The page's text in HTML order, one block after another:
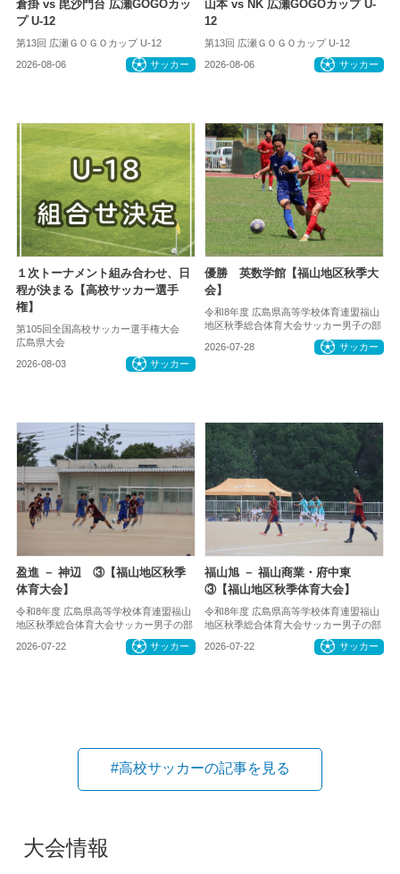
倉掛 vs 毘沙門台 広瀬GOGOカッ
プ U-12
第13回 広瀬ＧＯＧＯカップ U-12
2026-08-06 サッカー
山本 vs NK 広瀬GOGOカップ U-
12
第13回 広瀬ＧＯＧＯカップ U-12
2026-08-06 サッカー
１次トーナメント組み合わせ、日
程が決まる【高校サッカー選手
権】
第105回全国高校サッカー選手権大会
広島県大会
2026-08-03 サッカー
優勝 英数学館【福山地区秋季大
会】
令和8年度 広島県高等学校体育連盟福山
地区秋季総合体育大会サッカー男子の部
2026-07-28 サッカー
盈進 － 神辺 ③【福山地区秋季
体育大会】
令和8年度 広島県高等学校体育連盟福山
地区秋季総合体育大会サッカー男子の部
2026-07-22 サッカー
福山旭 － 福山商業・府中東
③【福山地区秋季体育大会】
令和8年度 広島県高等学校体育連盟福山
地区秋季総合体育大会サッカー男子の部
2026-07-22 サッカー
#高校サッカーの記事を見る
大会情報